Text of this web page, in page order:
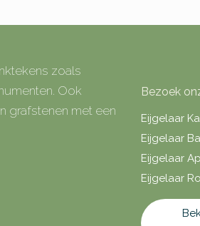
zoals
Ook
grafstenen met een
Bezoek
Eijgelaar
Eijgelaar
Eijgelaar
Eijgelaar